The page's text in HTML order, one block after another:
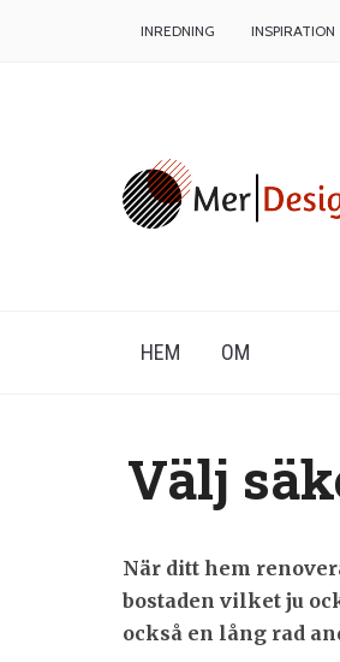
INREDNING INSPIRATION
HEM OM
Välj
När ditt hem
bostaden vilket ju
också en lång rad